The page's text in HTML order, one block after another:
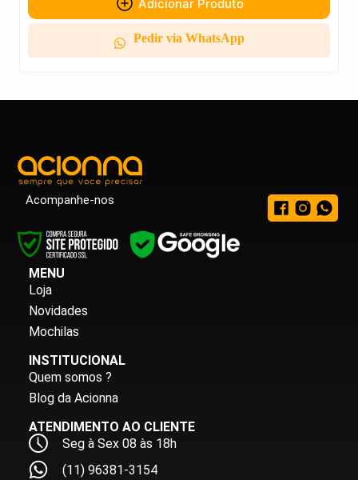
Adicionar Produto
Pedir via WhatsApp
Acompanhe-nos
MENU
Loja
Novidades
Mochilas
INSTITUCIONAL
Quem somos ?
Blog da Acionna
ATENDIMENTO AO CLIENTE
Seg à Sex 08 às 18h
(11) 96381-3154